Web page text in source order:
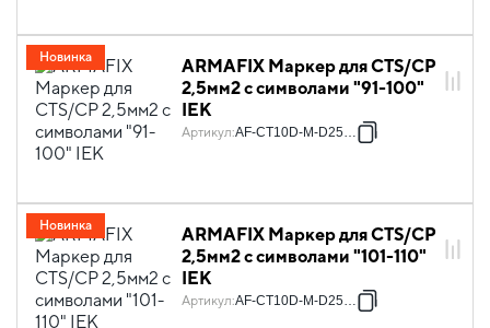
ARMAFIX Маркер для CTS/CP
2,5мм2 с символами "91-100"
IEK
Артикул:AF-CT10D-M-D25-10
Новинка
ARMAFIX Маркер для CTS/CP
2,5мм2 с символами "101-110"
IEK
Артикул:AF-CT10D-M-D25-11
Новинка